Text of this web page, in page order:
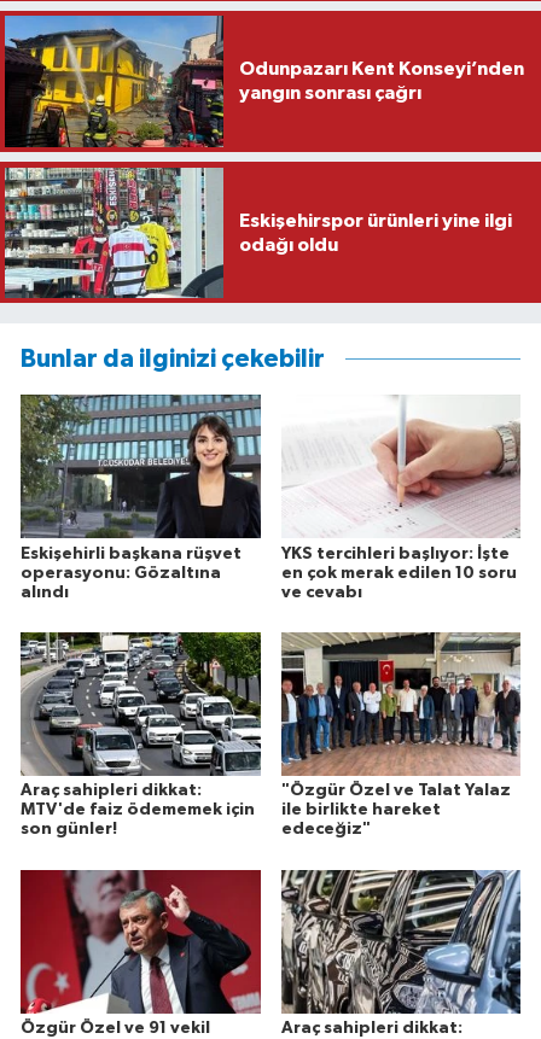
Odunpazarı Kent Konseyi’nden
yangın sonrası çağrı
Eskişehirspor ürünleri yine ilgi
odağı oldu
Bunlar da ilginizi çekebilir
Eskişehirli başkana rüşvet
operasyonu: Gözaltına
alındı
YKS tercihleri başlıyor: İşte
en çok merak edilen 10 soru
ve cevabı
Araç sahipleri dikkat:
MTV'de faiz ödememek için
son günler!
"Özgür Özel ve Talat Yalaz
ile birlikte hareket
edeceğiz"
Özgür Özel ve 91 vekil Araç sahipleri dikkat: